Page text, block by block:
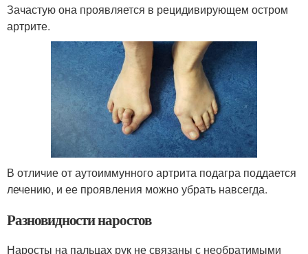
Зачастую она проявляется в рецидивирующем остром
артрите.
В отличие от аутоиммунного артрита подагра поддается
лечению, и ее проявления можно убрать навсегда.
Разновидности наростов
Наросты на пальцах рук не связаны с необратимыми